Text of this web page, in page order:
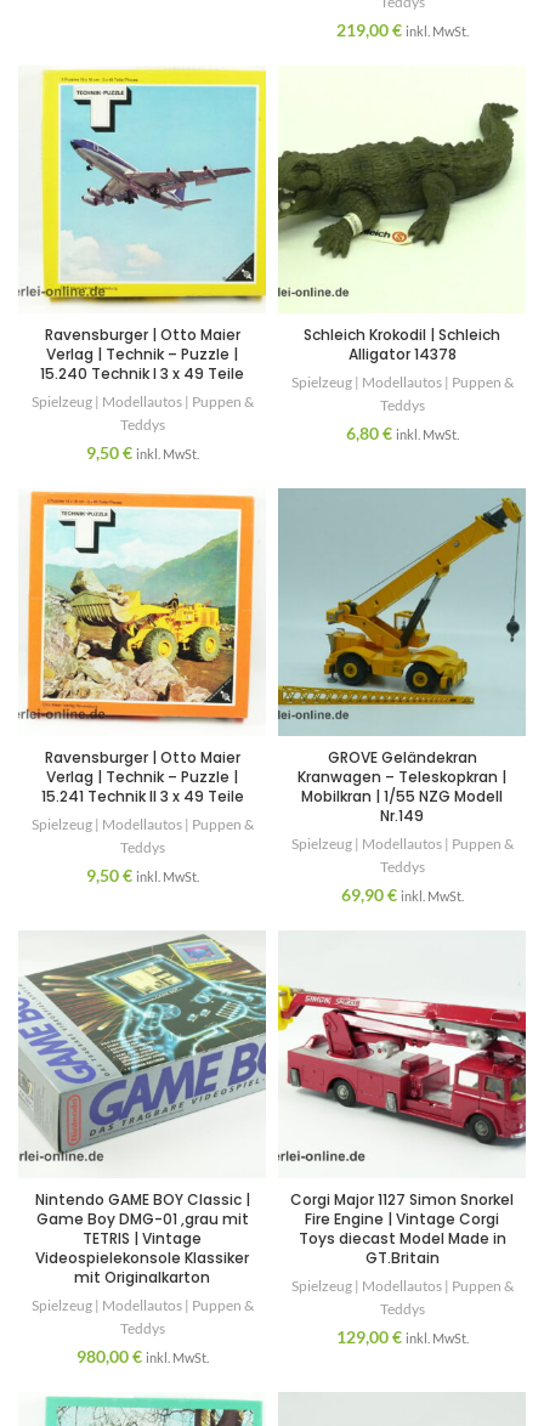
219,00€ inkl. MwSt.
Ravensburger | Otto Maier
Verlag | Technik – Puzzle |
15.240 Technik I 3 x 49 Teile
Spielzeug | Modellautos | Puppen &
Teddys
9,50€ inkl. MwSt.
Schleich Krokodil | Schleich
Alligator 14378
Spielzeug | Modellautos | Puppen &
Teddys
6,80€ inkl. MwSt.
Ravensburger | Otto Maier
Verlag | Technik – Puzzle |
15.241 Technik II 3 x 49 Teile
Spielzeug | Modellautos | Puppen &
Teddys
9,50€ inkl. MwSt.
GROVE Geländekran
Kranwagen – Teleskopkran |
Mobilkran | 1/55 NZG Modell
Nr.149
Spielzeug | Modellautos | Puppen &
Teddys
69,90€ inkl. MwSt.
Nintendo GAME BOY Classic |
Game Boy DMG-01 ,grau mit
TETRIS | Vintage
Videospielekonsole Klassiker
mit Originalkarton
Spielzeug | Modellautos | Puppen &
Teddys
980,00€ inkl. MwSt.
Corgi Major 1127 Simon Snorkel
Fire Engine | Vintage Corgi
Toys diecast Model Made in
GT.Britain
Spielzeug | Modellautos | Puppen &
Teddys
129,00€ inkl. MwSt.